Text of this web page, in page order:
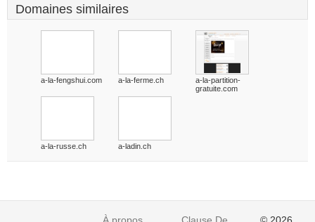
Domaines similaires
a-la-fengshui.com a-la-ferme.ch
a-la-partition-
gratuite.com
a-la-russe.ch a-ladin.ch